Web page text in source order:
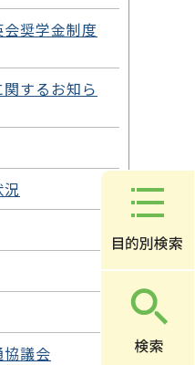
奨学金制度
するお知ら
議会